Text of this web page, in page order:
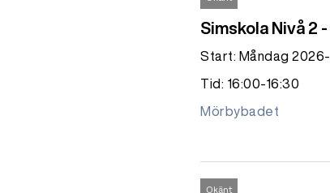
Simskola Nivå 2
Start: Måndag
Tid: 16:00-16:30
Mörbybadet
Okänt